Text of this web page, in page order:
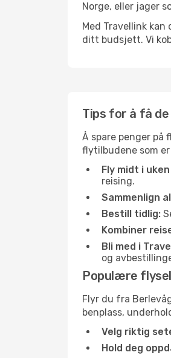
Norge, eller jager
Med Travellink
ditt budsjett. Vi
Tips for å få
Å spare penger på
flytilbudene som
Fly midt i
reising.
Sammenlign
Bestill tidlig:
Kombiner
Bli med i
og
Populære
Flyr du fra
benplass,
Velg riktig
Hold deg